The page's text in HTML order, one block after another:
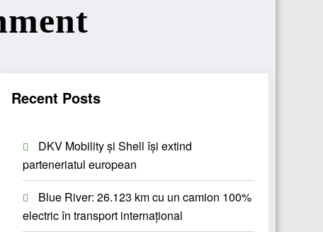
Recent Posts
DKV Mobility și Shell își extind
parteneriatul european
Blue River: 26.123 km cu un camion 100%
electric în transport internațional